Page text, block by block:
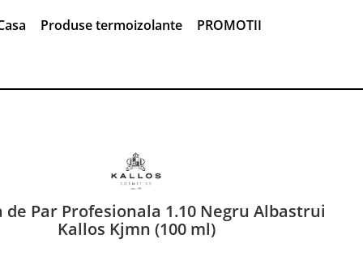
Produse termoizolante PROMOTII
de Par Profesionala 1.10 Negru Albastrui
Kallos Kjmn (100 ml)